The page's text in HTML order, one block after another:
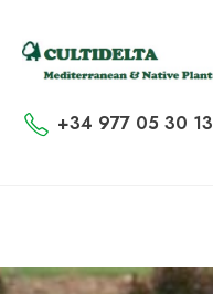
+34 977 05 30 13